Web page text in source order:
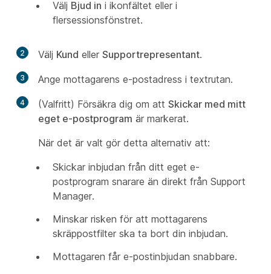
Välj Bjud in i ikonfältet eller i
flersessionsfönstret.
2 Välj Kund eller Supportrepresentant.
3 Ange mottagarens e-postadress i textrutan.
4 (Valfritt) Försäkra dig om att Skickar med mitt
eget e-postprogram är markerat.
När det är valt gör detta alternativ att:
Skickar inbjudan från ditt eget e-
postprogram snarare än direkt från Support
Manager.
Minskar risken för att mottagarens
skräppostfilter ska ta bort din inbjudan.
Mottagaren får e-postinbjudan snabbare.